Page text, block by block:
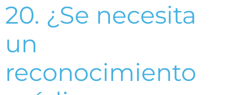
20. ¿Se necesita
un
reconocimiento